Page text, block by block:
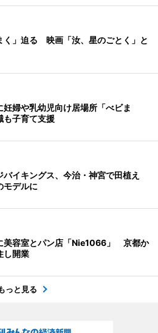
く」迫る 映画「汝、星のごとく」と
妊婦や乳幼児向け居場所「べビま
子育て支援
バイキングス、今治・神宮で田植え
モデルに
美容室とパン店「Nie1066」 京都か
し開業
っと見る